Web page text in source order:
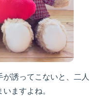
誘ってこないと、二人
ますよね。